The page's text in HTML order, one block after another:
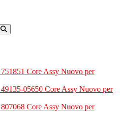
Core Assy Nuovo per
Core Assy Nuovo per
Core Assy Nuovo per